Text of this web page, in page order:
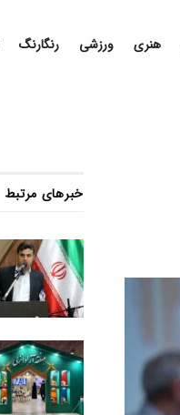
هنری ورزشی رنگارنگ
خبرهای مرتبط